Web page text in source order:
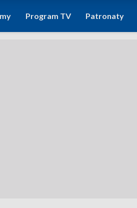
Program TV Patronaty